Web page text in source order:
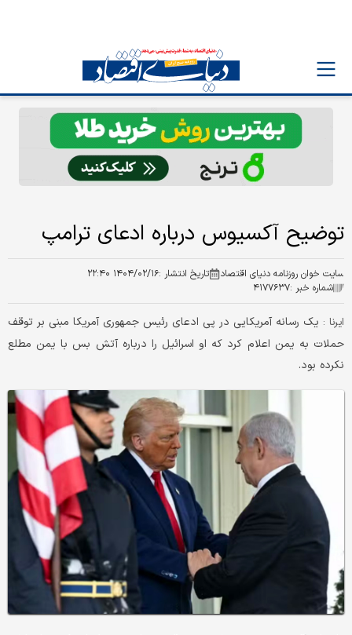
توضیح آکسیوس درباره ادعای ترامپ
سایت خوان روزنامه دنیای اقتصاد تاریخ انتشار :۱۴۰۴/۰۲/۱۶ ۲۲:۴۰
شماره خبر :۴۱۷۷۶۳۷
ایرنا : یک رسانه آمریکایی در پی ادعای رئیس جمهوری آمریکا مبنی بر توقف
حملات به یمن اعلام کرد که او اسرائیل را درباره آتش بس با یمن مطلع
نکرده بود.